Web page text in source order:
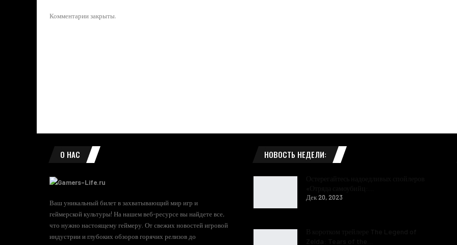
Комментарии закрыты.
О НАС
Ваш уникальный билет в захватывающий мир игр и
геймерской культуры! На нашем веб-ресурсе вы найдете все,
что нужно настоящему геймеру. От свежих новостей игровой
индустрии и глубоких обзоров горячих релизов до
НОВОСТЬ НЕДЕЛИ:
Дек 20, 2023